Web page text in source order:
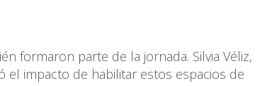
formaron parte de la jornada. Silvia Véliz,
el impacto de habilitar estos espacios de